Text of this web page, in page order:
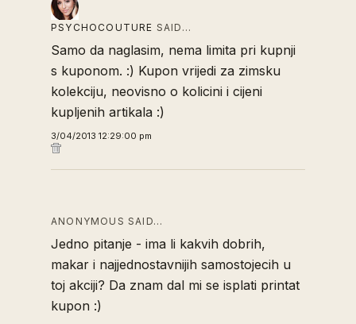
PSYCHOCOUTURE SAID…
Samo da naglasim, nema limita pri kupnji
s kuponom. :) Kupon vrijedi za zimsku
kolekciju, neovisno o kolicini i cijeni
kupljenih artikala :)
3/04/2013 12:29:00 pm
ANONYMOUS SAID…
Jedno pitanje - ima li kakvih dobrih,
makar i najjednostavnijih samostojecih u
toj akciji? Da znam dal mi se isplati printat
kupon :)